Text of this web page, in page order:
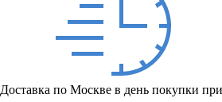
Доставка по Москве в день покупки при